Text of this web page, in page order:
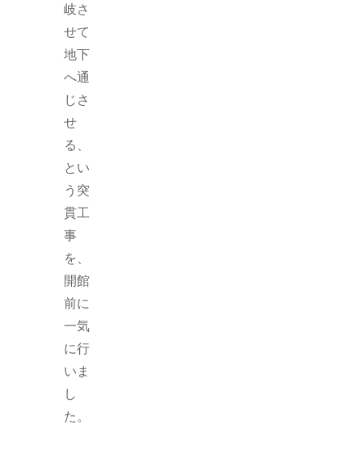
岐さ
せて
地下
へ通
じさ
せ
る、
とい
う突
貫工
事
を、
開館
前に
一気
に行
いま
し
た。